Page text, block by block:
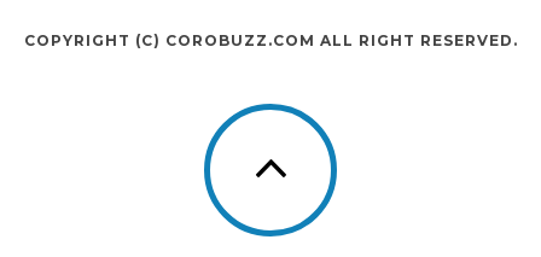
COPYRIGHT (C) COROBUZZ.COM ALL RIGHT RESERVED.